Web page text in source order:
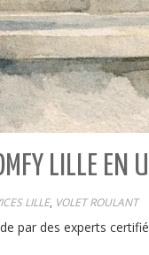
LILLE EN
LILLE, VOLET ROULANT
par des experts